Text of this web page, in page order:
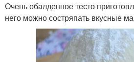
Очень обалденное тесто
него можно состряпать вкусные